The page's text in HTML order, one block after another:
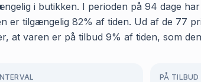
i butikken. I perioden på 94 dage
er tilgængelig 82% af tiden. Ud af de 77
at varen er på tilbud 9% af tiden, som
PÅ TILBUD